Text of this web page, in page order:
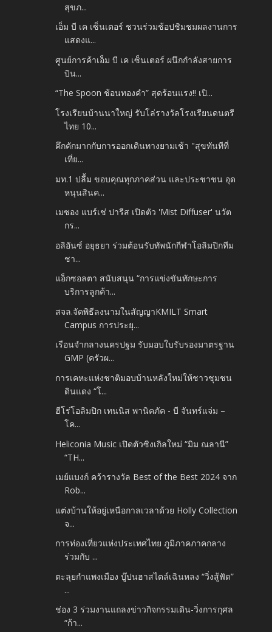
สุขภ...
เอ็ม บี เค เซ็นเตอร์ ชวนร่วมช้อปชิมชมผลงานการ
แสดงแ...
ศูนย์การค้าเอ็ม บี เค เซ็นเตอร์ ผนึกกำลังสายการ
บิน...
“The Spoon ช้อนทองคำ” สุดร้อนแรง!! เปิ...
โรงเรียนบ้านนาใหญ่ รับโล่รางวัลโรงเรียนดนตรี
ไทย 10...
คึกคักมากกับการออกเดินทางยามเช้า "สุขทันทีที่
เที่ย...
มท.1 ปลื้ม ขอบคุณทุกภาคส่วน และประชาชน อุด
หนุนสินค...
เมซอง แบร์เช่ ปารีส เปิดตัว 'Mist Diffuser' นวัต
กร...
อลิอันซ์ อยุธยา ร่วมต้อนรับทัพนักกีฬาโอลิมปิกทีม
ชา...
แอ็กซอลตา สนับสนุน “การแข่งขันทักษะการ
บริการลูกค้า...
สจล.จัดพิธีลงนามในสัญญาKMILT Smart
Campus การประยุ...
เรือนจำกลางนครปฐม รับมอบใบรับรองมาตรฐาน
GMP (ครัวผ...
การเคหะแห่งชาติมอบบ้านหลังใหม่ให้ชาวชุมชน
ดินแดง “โ...
ฮีโร่โอลิมปิก เทนนิส พานิคภัค - บี จันทร์แจ่ม –
โค...
Heliconia Music เปิดตัวซิงเกิลใหม่ “มิม ณลานี”
“TH...
เมย์แบงก์ คว้ารางวัล Best of the Best 2024 จาก
Rob...
แต่งบ้านให้อยู่เหนือกาลเวลาด้วย Holly Collection
จ...
การท่องเที่ยวแห่งประเทศไทย ภูมิภาคภาคกลาง
ร่วมกับ ...
ตะลุยกำแพงเมือง บู๊ปนฮาสไตล์เฉินหลง “วิ่งสู้ฟัด”
...
ช่อง 3 ร่วมงานแถลงข่าวกิจกรรมเดิน-วิ่งการกุศล
“ก้า...